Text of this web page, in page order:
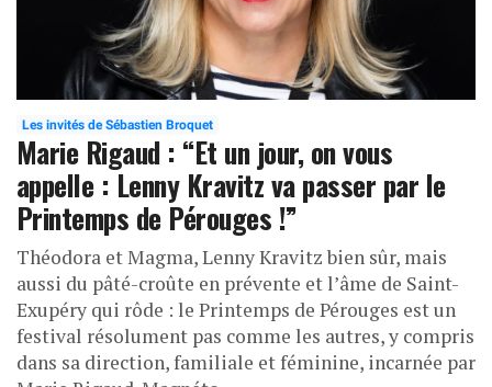
Les invités de Sébastien Broquet
Marie Rigaud : “Et un jour, on vous
appelle : Lenny Kravitz va passer par le
Printemps de Pérouges !”
Théodora et Magma, Lenny Kravitz bien sûr, mais
aussi du pâté-croûte en prévente et l’âme de Saint-
Exupéry qui rôde : le Printemps de Pérouges est un
festival résolument pas comme les autres, y compris
dans sa direction, familiale et féminine, incarnée par